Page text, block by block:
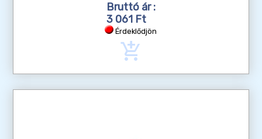
Bruttó ár :
3 061 Ft
Érdeklődjön
add_shopping_cart